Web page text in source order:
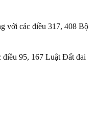
với các điều 317, 408 Bộ
điều 95, 167 Luật Đất đai